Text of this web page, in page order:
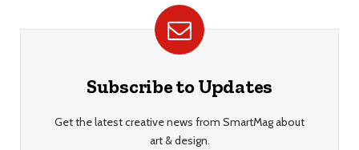
Subscribe to Updates
Get the latest creative news from SmartMag about
art & design.